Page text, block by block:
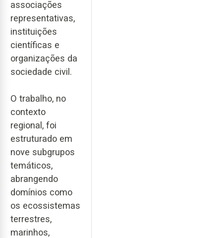
associações
representativas,
instituições
científicas e
organizações da
sociedade civil.
O trabalho, no
contexto
regional, foi
estruturado em
nove subgrupos
temáticos,
abrangendo
domínios como
os ecossistemas
terrestres,
marinhos,